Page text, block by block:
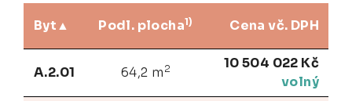
Byt Podl. plocha1) Cena vč. DPH
A.2.01 64,2 m 2
10 504 022 Kč
volný